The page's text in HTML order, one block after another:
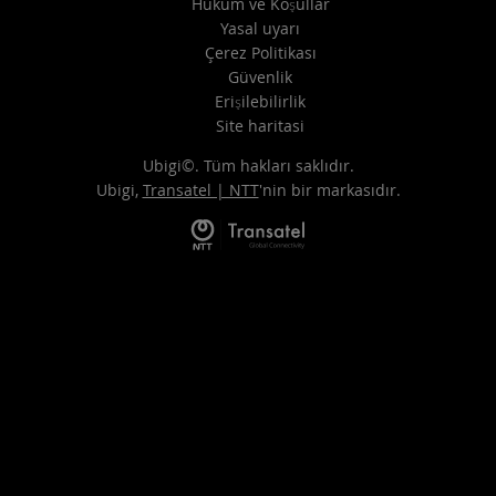
Yasal uyarı
Çerez Politikası
Güvenlik
Erişilebilirlik
Site haritasi
Ubigi©. Tüm hakları saklıdır.
Ubigi, Transatel | NTT'nin bir markasıdır.